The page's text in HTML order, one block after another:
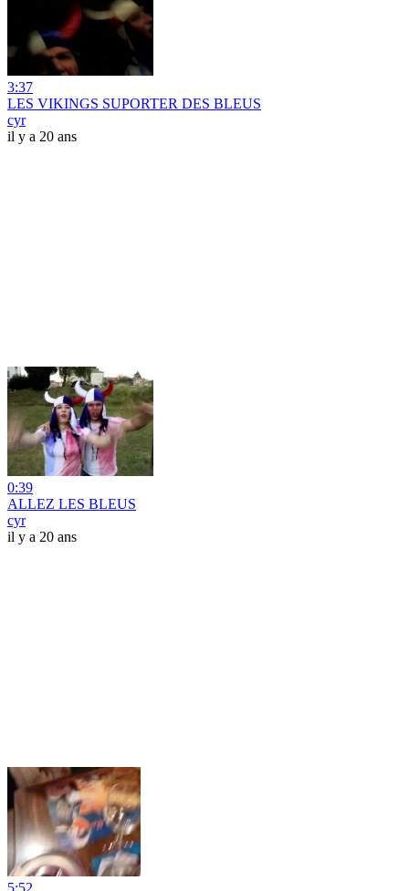
3:37
LES VIKINGS SUPORTER DES BLEUS
cyr
il y a 20 ans
0:39
ALLEZ LES BLEUS
cyr
il y a 20 ans